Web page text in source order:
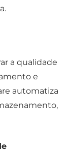
a qualidade
e
automatiza